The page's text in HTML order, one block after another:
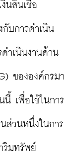
นสินเชื่อ
บการดำเนิน
ำเนินงานด้าน
ขององค์กรมา
นี้ เพื่อใช้ในการ
ส่วนหนึ่งในการ
ริมทรัพย์